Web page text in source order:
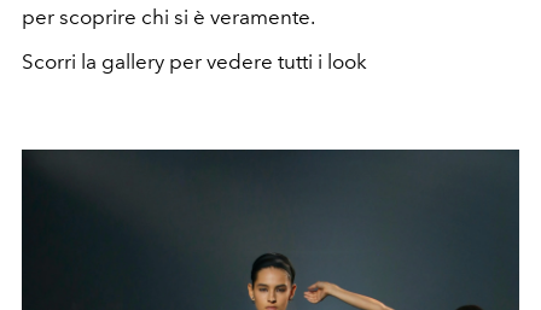
per scoprire chi si è veramente.
Scorri la gallery per vedere tutti i look